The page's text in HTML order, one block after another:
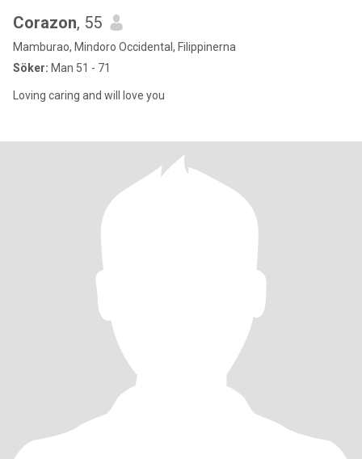
Corazon, 55
Mamburao, Mindoro Occidental, Filippinerna
Söker: Man 51 - 71
Loving caring and will love you